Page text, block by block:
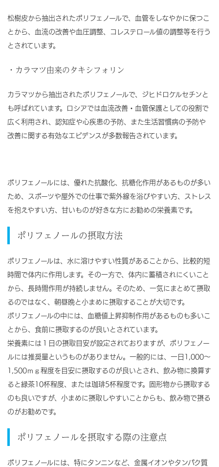
松樹皮から抽出されたポリフェノールで、血管をしなやかに保つこ
とから、血流の改善や血圧調整、コレステロール値の調整等を行う
とされています。
・カラマツ由来のタキシフォリン
カラマツから抽出されたポリフェノールで、ジヒドロケルセチンと
も呼ばれています。ロシアでは血流改善・血管保護としての役割で
広く利用され、認知症や心疾患の予防、また生活習慣病の予防や
改善に関する有効なエビデンスが多数報告されています。
ポリフェノールには、優れた抗酸化、抗糖化作用があるものが多い
ため、スポーツや屋外での仕事で紫外線を浴びやすい方、ストレス
を抱えやすい方、甘いものが好きな方にお勧めの栄養素です。
ポリフェノールの摂取方法
ポリフェノールは、水に溶けやすい性質があることから、比較的短
時間で体内に作用します。その一方で、体内に蓄積されにくいこと
から、長時間作用が持続しません。そのため、一気にまとめて摂取
るのではなく、朝昼晩と小まめに摂取することが大切です。
ポリフェノールの中には、血糖値上昇抑制作用があるものも多いこ
とから、食前に摂取するのが良いとされています。
栄養素には１日の摂取目安が設定されておりますが、ポリフェノー
ルには推奨量というものがありません。一般的には、一日1,000～
1,500ｍｇ程度を目安に摂取するのが良いとされ、飲み物に換算す
ると緑茶10杯程度、または珈琲5杯程度です。固形物から摂取する
のも良いですが、小まめに摂取しやすいことからも、飲み物で摂る
のがお勧めです。
ポリフェノールを摂取する際の注意点
ポリフェノールには、特にタンニンなど、金属イオンやタンパク質